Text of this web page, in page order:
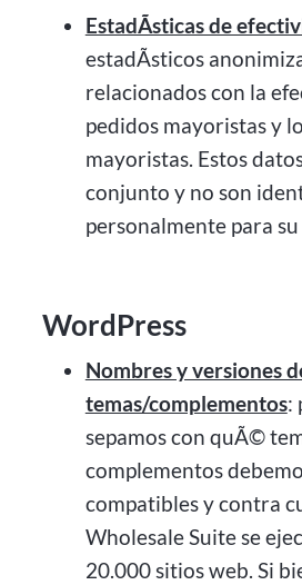
EstadÃ­sticas de
estadÃ­sticos
relacionados con la
pedidos mayoristas y
mayoristas. Estos
conjunto y no son
personalmente para
WordPress
Nombres y versiones
temas/complementos:
sepamos con quÃ©
complementos
compatibles y contra
Wholesale Suite se
20.000 sitios web. Si